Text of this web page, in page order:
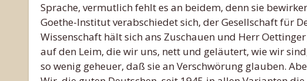
Sprache, vermutlich fehlt es an beidem, denn sie
Goethe-Institut verabschiedet sich, der Gesellschaft für
Wissenschaft hält sich ans Zuschauen und Herr
auf den Leim, die wir uns, nett und geläutert, wie wir
so wenig geheuer, daß sie an Verschwörung glauben.